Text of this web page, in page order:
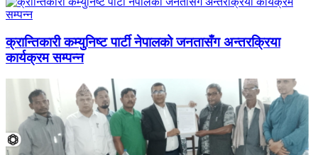
क्रान्तिकारी कम्युनिष्ट पार्टी नेपालको जनतासँग अन्तरक्रिया
कार्यक्रम सम्पन्न